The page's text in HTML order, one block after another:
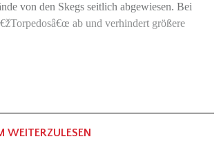
von den Skegs seitlich abgewiesen. Bei
ab und verhindert größere
WEITERZULESEN